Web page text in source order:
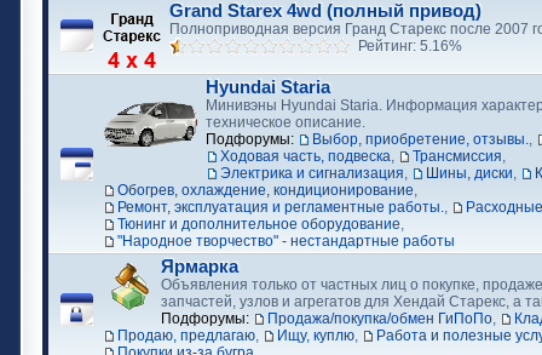
Grand Starex 4wd (полный привод)
Полноприводная версия Гранд Старекс после 2007
Рейтинг: 5.16%
Hyundai Staria
Минивэны Hyundai Staria. Информация
техническое описание.
Подфорумы:
Выбор, приобретение, отзывы.,
Ходовая часть, подвеска, Трансмиссия,
Электрика и сигнализация, Шины, диски,
Обогрев, охлаждение, кондиционирование,
Ремонт, эксплуатация и регламентные работы.,
Тюнинг и дополнительное оборудование,
"Народное творчество" - нестандартные работы
Ярмарка
Объявления только от частных лиц о покупке,
запчастей, узлов и агрегатов для Хендай Старекс, а
Подфорумы:
Продажа/покупка/обмен ГиПоПо,
Продаю, предлагаю, Ищу, куплю,
Работа и полезные